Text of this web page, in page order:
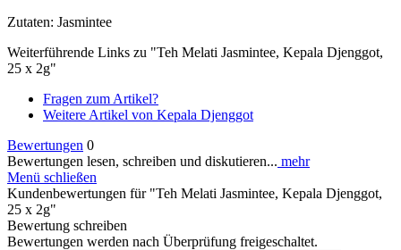
Zutaten: Jasmintee
Weiterführende Links zu "Teh Melati Jasmintee, Kepala Djenggot,
25 x 2g"
Fragen zum Artikel?
Weitere Artikel von Kepala Djenggot
Bewertungen 0
Bewertungen lesen, schreiben und diskutieren... mehr
Menü schließen
Kundenbewertungen für "Teh Melati Jasmintee, Kepala Djenggot,
25 x 2g"
Bewertung schreiben
Bewertungen werden nach Überprüfung freigeschaltet.